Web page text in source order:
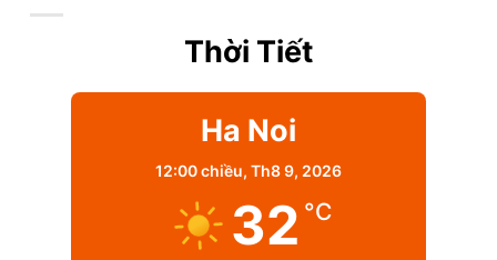
Thời Tiết
Ha Noi
12:00 chiều, Th8 9, 2026
32 °C